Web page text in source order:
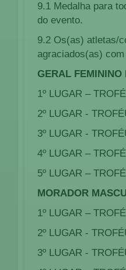
9.1 Medalha para
do evento.
9.2 Os(as) atletas/
agraciados(as)
GERAL FEMININO
1º LUGAR –
2º LUGAR -
3º LUGAR -
4º LUGAR –
5º LUGAR –
MORADOR
1º LUGAR –
2º LUGAR -
3º LUGAR -